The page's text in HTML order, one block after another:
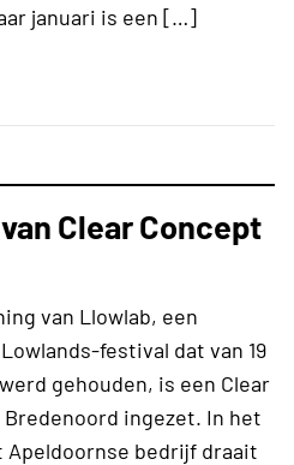
januari is een […]
Clear Concept
van Llowlab, een
festival dat van 19
gehouden, is een Clear
ingezet. In het
Apeldoornse bedrijf draait